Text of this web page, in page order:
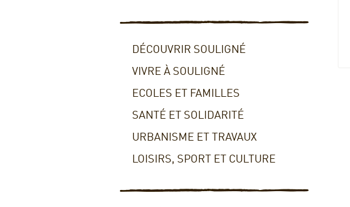
DÉCOUVRIR SOULIGNÉ
VIVRE À SOULIGNÉ
ECOLES ET FAMILLES
SANTÉ ET SOLIDARITÉ
URBANISME ET TRAVAUX
LOISIRS, SPORT ET CULTURE